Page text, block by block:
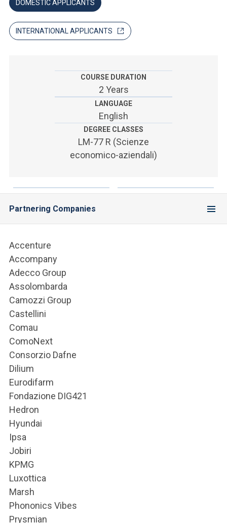
SEI UN DOCENTE O UN MEMBRO DELLO STAFF
DOMESTIC APPLICANTS
INTERNATIONAL APPLICANTS
COURSE DURATION
2 Years
LANGUAGE
English
DEGREE CLASSES
LM-77 R (Scienze
economico-aziendali)
Partnering Companies
Accenture
Accompany
Adecco Group
Assolombarda
Camozzi Group
Castellini
Comau
ComoNext
Consorzio Dafne
Dilium
Eurodifarm
Fondazione DIG421
Hedron
Hyundai
Ipsa
Jobiri
KPMG
Luxottica
Marsh
Phononics Vibes
Prysmian